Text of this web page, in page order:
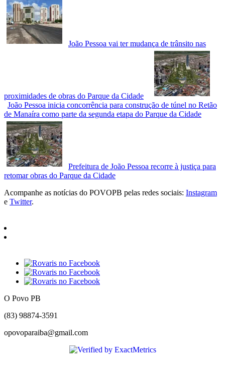
João Pessoa vai ter mudança de trânsito nas
proximidades de obras do Parque da Cidade
João Pessoa inicia concorrência para construção de túnel no Retão
de Manaíra como parte da segunda etapa do Parque da Cidade
Prefeitura de João Pessoa recorre à justiça para
retomar obras do Parque da Cidade
Acompanhe as notícias do POVOPB pelas redes sociais: Instagram
e Twitter.
O Povo PB
(83) 98874-3591
opovoparaiba@gmail.com